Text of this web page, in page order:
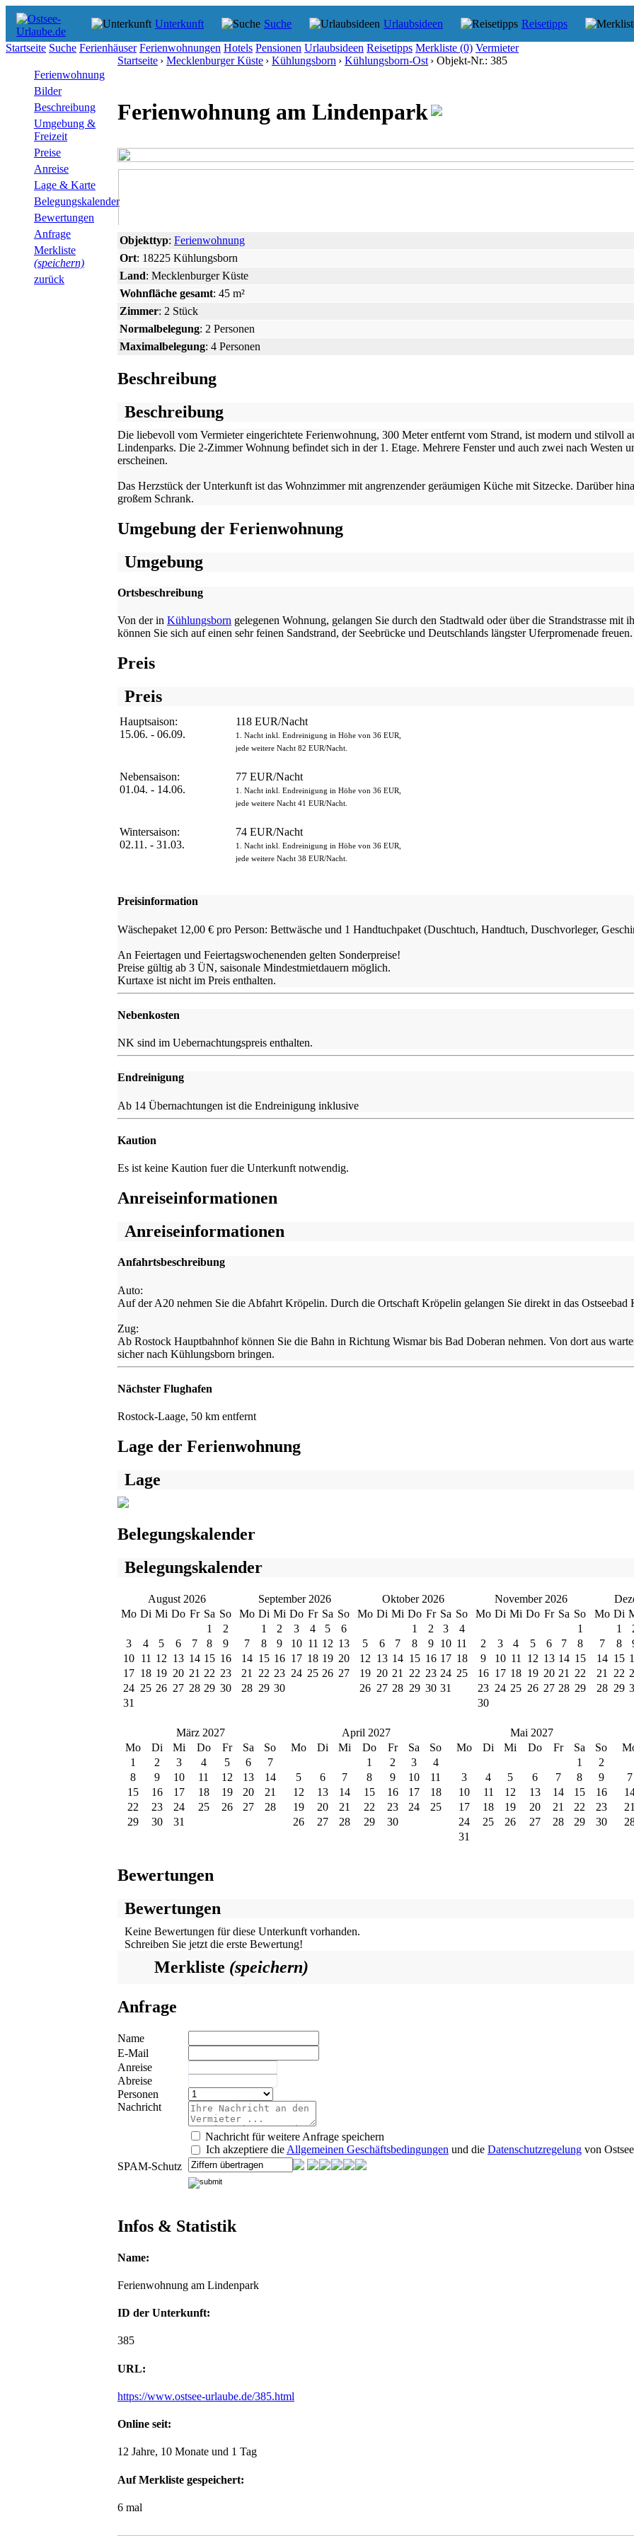
Unterkunft Suche Urlaubsideen Reisetipps
Startseite Suche Ferienhäuser Ferienwohnungen Hotels Pensionen Urlaubsideen Reisetipps Merkliste (0) Vermieter
Ferienwohnung
Bilder
Beschreibung
Umgebung &
Freizeit
Preise
Anreise
Lage & Karte
Belegungskalender
Bewertungen
Anfrage
Merkliste
(speichern)
zurück
Startseite › Mecklenburger Küste › Kühlungsborn › Kühlungsborn-Ost › Objekt-Nr.: 385
Ferienwohnung am Lindenpark
Objekttyp: Ferienwohnung
Ort: 18225 Kühlungsborn
Land: Mecklenburger Küste
Wohnfläche gesamt: 45 m²
Zimmer: 2 Stück
Normalbelegung: 2 Personen
Maximalbelegung: 4 Personen
Beschreibung
Beschreibung
Die liebevoll vom Vermieter eingerichtete Ferienwohnung, 300 Meter entfernt vom Strand, ist modern und stilvoll
Lindenparks. Die 2-Zimmer Wohnung befindet sich in der 1. Etage. Mehrere Fenster und auch zwei nach Westen
erscheinen.
Das Herzstück der Unterkunft ist das Wohnzimmer mit angrenzender geräumigen Küche mit Sitzecke. Darüber
großem Schrank.
Umgebung der Ferienwohnung
Umgebung
Ortsbeschreibung
Von der in Kühlungsborn gelegenen Wohnung, gelangen Sie durch den Stadtwald oder über die Strandstrasse
können Sie sich auf einen sehr feinen Sandstrand, der Seebrücke und Deutschlands längster Uferpromenade freuen.
Preis
Preis
Hauptsaison:
15.06. - 06.09.
118 EUR/Nacht
1. Nacht inkl. Endreinigung in Höhe von 36 EUR,
jede weitere Nacht 82 EUR/Nacht.
Nebensaison:
01.04. - 14.06.
77 EUR/Nacht
1. Nacht inkl. Endreinigung in Höhe von 36 EUR,
jede weitere Nacht 41 EUR/Nacht.
Wintersaison:
02.11. - 31.03.
74 EUR/Nacht
1. Nacht inkl. Endreinigung in Höhe von 36 EUR,
jede weitere Nacht 38 EUR/Nacht.
Preisinformation
Wäschepaket 12,00 € pro Person: Bettwäsche und 1 Handtuchpaket (Duschtuch, Handtuch, Duschvorleger,
An Feiertagen und Feiertagswochenenden gelten Sonderpreise!
Preise gültig ab 3 ÜN, saisonale Mindestmietdauern möglich.
Kurtaxe ist nicht im Preis enthalten.
Nebenkosten
NK sind im Uebernachtungspreis enthalten.
Endreinigung
Ab 14 Übernachtungen ist die Endreinigung inklusive
Kaution
Es ist keine Kaution fuer die Unterkunft notwendig.
Anreiseinformationen
Anreiseinformationen
Anfahrtsbeschreibung
Auto:
Auf der A20 nehmen Sie die Abfahrt Kröpelin. Durch die Ortschaft Kröpelin gelangen Sie direkt in das Ostseebad
Zug:
Ab Rostock Hauptbahnhof können Sie die Bahn in Richtung Wismar bis Bad Doberan nehmen. Von dort aus
sicher nach Kühlungsborn bringen.
Nächster Flughafen
Rostock-Laage, 50 km entfernt
Lage der Ferienwohnung
Lage
Belegungskalender
Belegungskalender
August 2026
Mo Di Mi Do Fr Sa So
1
2
3
4 5 6 7 8
9
10 11 12 13 14 15 16
17 18 19 20 21 22 23
24 25 26 27 28 29 30
31
September 2026
Mo Di Mi Do Fr Sa So
1
2 3 4 5
6
7
8 9 10 11 12 13
14 15 16 17 18 19 20
21
22 23 24 25 26 27
28 29 30
Oktober 2026
Mo Di Mi Do Fr Sa So
1
2 3
4
5
6 7 8 9 10 11
12 13 14 15 16 17 18
19 20 21 22 23 24 25
26 27 28 29 30 31
November 2026
Mo Di Mi Do Fr Sa So
1
2
3 4 5 6 7
8
9
10 11 12 13 14 15
16 17 18 19 20 21
22
23 24 25 26 27 28 29
30
Mo Di
1
7
8
14 15
21
22
28 29
März 2027
Mo
Di Mi Do Fr Sa
So
1
2 3 4 5 6
7
8
9 10 11 12 13
14
15
16 17 18 19 20
21
22
23 24 25 26 27
28
29
30 31
April 2027
Mo
Di Mi Do Fr Sa
So
1
2 3
4
5
6 7 8 9 10
11
12
13 14 15 16 17
18
19
20 21 22 23 24
25
26
27 28 29 30
Mai 2027
Mo
Di Mi Do Fr Sa
So
1
2
3
4 5 6 7 8
9
10
11 12 13 14 15
16
17
18 19 20 21 22
23
24
25 26 27 28 29
30
31
7
21
Bewertungen
Bewertungen
Keine Bewertungen für diese Unterkunft vorhanden.
Schreiben Sie jetzt die erste Bewertung!
Merkliste (speichern)
Anfrage
Name
E-Mail
Anreise
Abreise
Personen
Nachricht
Nachricht für weitere Anfrage speichern
Ich akzeptiere die Allgemeinen Geschäftsbedingungen und die Datenschutzregelung von
SPAM-Schutz
Infos & Statistik
Name:
Ferienwohnung am Lindenpark
ID der Unterkunft:
385
URL:
https://www.ostsee-urlaube.de/385.html
Online seit:
12 Jahre, 10 Monate und 1 Tag
Auf Merkliste gespeichert:
6 mal